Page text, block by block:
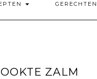
GERECHTEN
ZALM